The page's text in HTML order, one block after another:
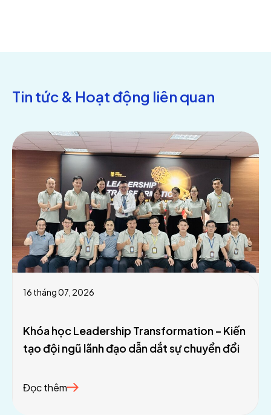
Tin tức & Hoạt động liên quan
16 tháng 07, 2026
Khóa học Leadership Transformation – Kiến
tạo đội ngũ lãnh đạo dẫn dắt sự chuyển đổi
Đọc thêm